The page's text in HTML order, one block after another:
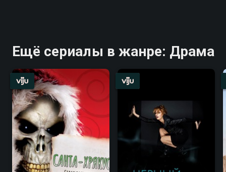
Ещё сериалы в жанре: Драма